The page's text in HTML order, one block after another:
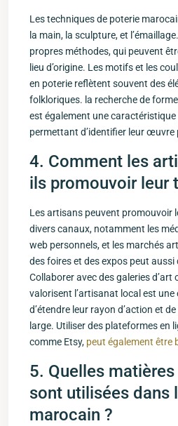
Les techniques de poterie
la main, ​la sculpture, et
propres méthodes, qui peuvent
lieu d’origine. Les motifs et⁣ les
en poterie reflètent souvent des
folkloriques. la recherche de
‌est également une
permettant d’identifier leur ‌œuvre
4. Comment les
ils promouvoir leur
Les artisans peuvent promouvoir
divers⁣ canaux, notamment⁤ les
web personnels, et les marchés
des foires et des expos peut aussi
Collaborer avec des galeries d’art
valorisent l’artisanat local ⁢est une
d’étendre leur rayon ⁣d’action ⁤et
large. Utiliser des plateformes⁤ en
comme ‍Etsy, peut également être
5. ⁣Quelles
⁢sont utilisées dans
marocain ?